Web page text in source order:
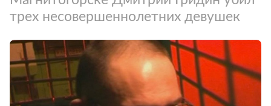
трех несовершеннолетних девушек